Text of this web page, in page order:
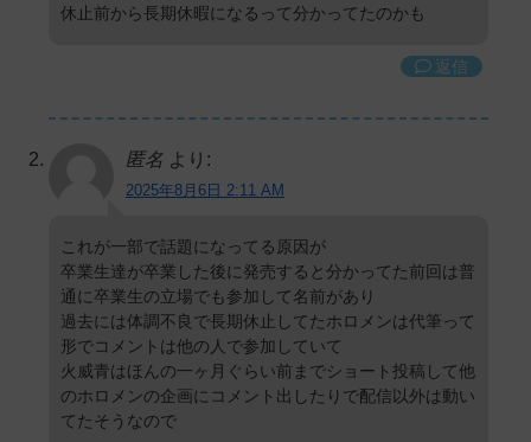
休止前から長期休暇になるって分かってたのかも
返信
匿名 より:
2025年8月6日 2:11 AM
これが一部で話題になってる原因が
卒業生達が卒業した後に発売すると分かってた前回は普
通に卒業生の立場でも参加して名前があり
過去には体調不良で長期休止してたホロメンは代筆って
形でコメントは他の人で参加していて
火威青はほんの一ヶ月ぐらい前までショート投稿して他
のホロメンの企画にコメント出したりで配信以外は動い
てたそうなので